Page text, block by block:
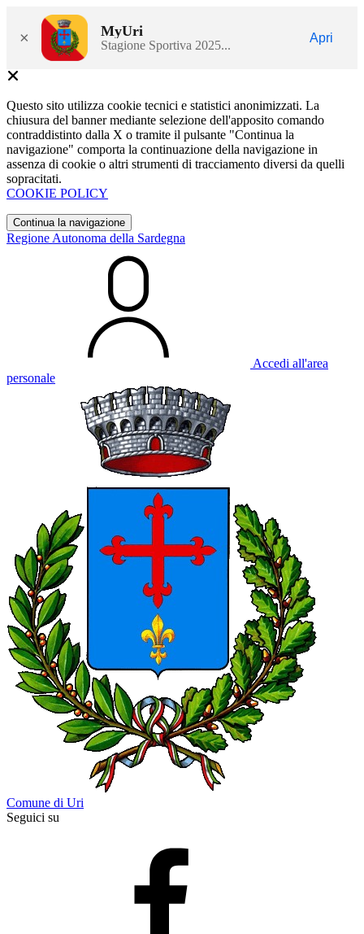
× MyUri
Stagione Sportiva 2025...
Apri
Questo sito utilizza cookie tecnici e statistici anonimizzati. La
chiusura del banner mediante selezione dell'apposito comando
contraddistinto dalla X o tramite il pulsante "Continua la
navigazione" comporta la continuazione della navigazione in
assenza di cookie o altri strumenti di tracciamento diversi da quelli
sopracitati.
COOKIE POLICY
Continua la navigazione
Regione Autonoma della Sardegna
Accedi all'area
personale
Comune di Uri
Seguici su